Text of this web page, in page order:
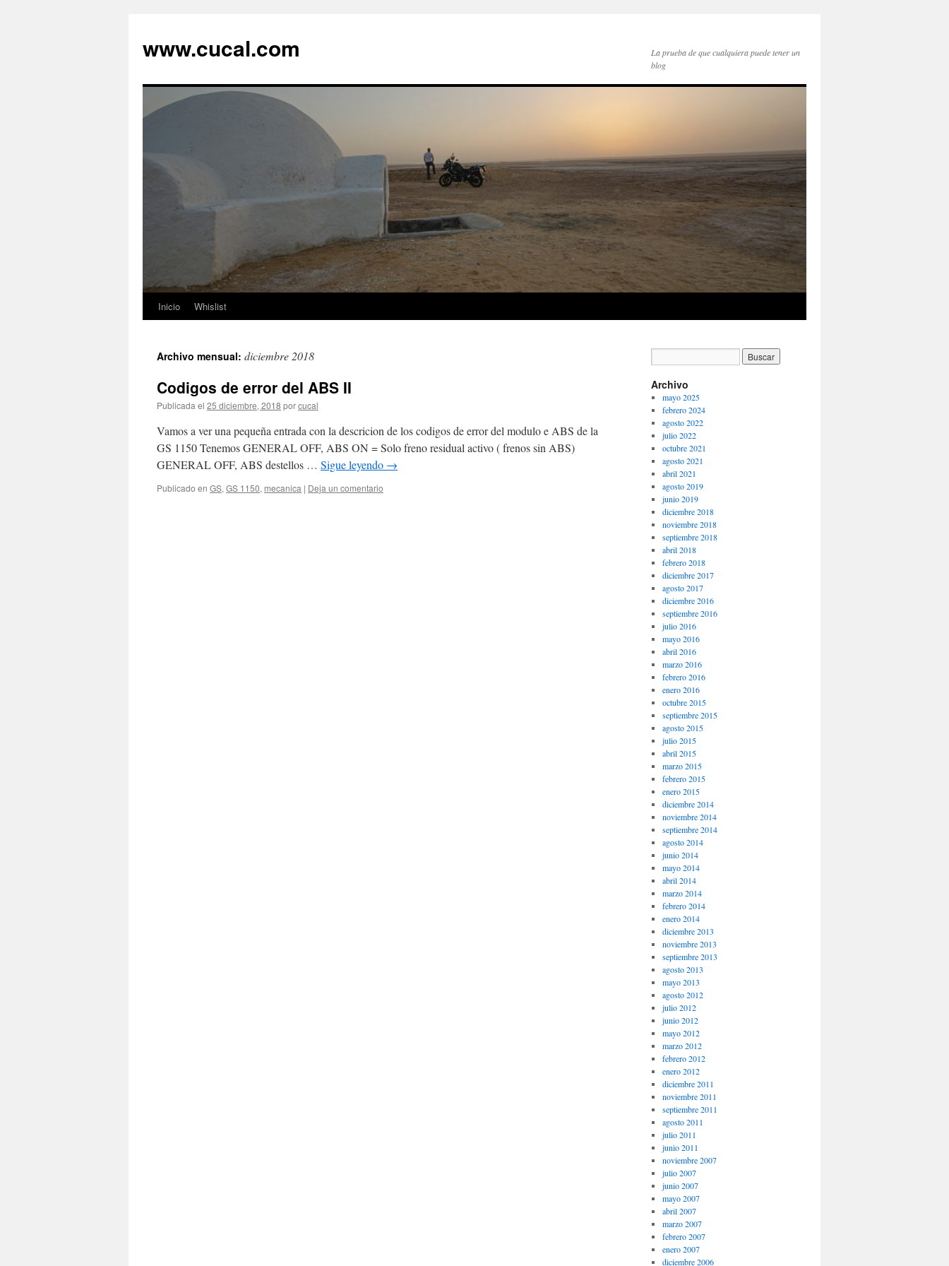
contenido
www.cucal.com
La prueba de que cualquiera puede tener un
blog
Inicio Whislist
Archivo mensual: diciembre 2018
Codigos de error del ABS II
Publicada el 25 diciembre, 2018 porcucal
Vamos a ver una pequeña entrada con la descricion de los codigos de error del modulo e ABS de la
GS 1150 Tenemos GENERAL OFF, ABS ON = Solo freno residual activo ( frenos sin ABS)
GENERAL OFF, ABS destellos … Sigue leyendo →
Publicado en GS, GS 1150, mecanica | Deja un comentario
Archivo
mayo 2025
febrero 2024
agosto 2022
julio 2022
octubre 2021
agosto 2021
abril 2021
agosto 2019
junio 2019
diciembre 2018
noviembre 2018
septiembre 2018
abril 2018
febrero 2018
diciembre 2017
agosto 2017
diciembre 2016
septiembre 2016
julio 2016
mayo 2016
abril 2016
marzo 2016
febrero 2016
enero 2016
octubre 2015
septiembre 2015
agosto 2015
julio 2015
abril 2015
marzo 2015
febrero 2015
enero 2015
diciembre 2014
noviembre 2014
septiembre 2014
agosto 2014
junio 2014
mayo 2014
abril 2014
marzo 2014
febrero 2014
enero 2014
diciembre 2013
noviembre 2013
septiembre 2013
agosto 2013
mayo 2013
agosto 2012
julio 2012
junio 2012
mayo 2012
marzo 2012
febrero 2012
enero 2012
diciembre 2011
noviembre 2011
septiembre 2011
agosto 2011
julio 2011
junio 2011
noviembre 2007
julio 2007
junio 2007
mayo 2007
abril 2007
marzo 2007
febrero 2007
enero 2007
diciembre 2006